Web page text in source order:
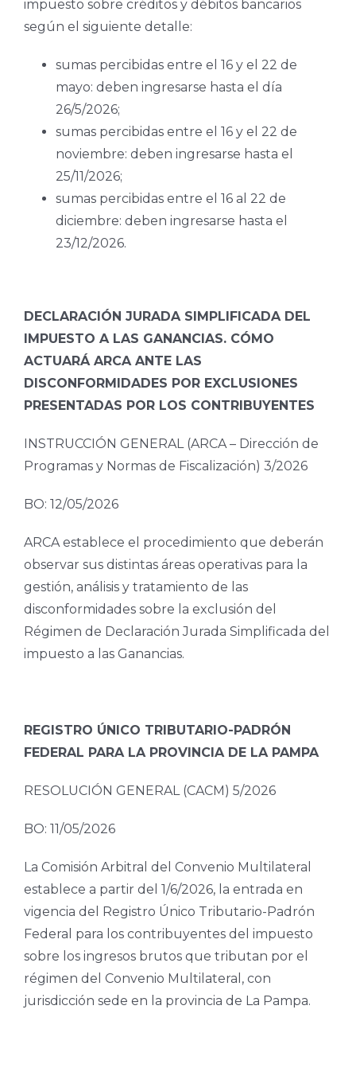
impuesto sobre créditos y débitos bancarios
según el siguiente detalle:
sumas percibidas entre el 16 y el 22 de
mayo: deben ingresarse hasta el día
26/5/2026;
sumas percibidas entre el 16 y el 22 de
noviembre: deben ingresarse hasta el
25/11/2026;
sumas percibidas entre el 16 al 22 de
diciembre: deben ingresarse hasta el
23/12/2026.
DECLARACIÓN JURADA SIMPLIFICADA DEL
IMPUESTO A LAS GANANCIAS. CÓMO
ACTUARÁ ARCA ANTE LAS
DISCONFORMIDADES POR EXCLUSIONES
PRESENTADAS POR LOS CONTRIBUYENTES
INSTRUCCIÓN GENERAL (ARCA – Dirección de
Programas y Normas de Fiscalización) 3/2026
BO: 12/05/2026
ARCA establece el procedimiento que deberán
observar sus distintas áreas operativas para la
gestión, análisis y tratamiento de las
disconformidades sobre la exclusión del
Régimen de Declaración Jurada Simplificada del
impuesto a las Ganancias.
REGISTRO ÚNICO TRIBUTARIO-PADRÓN
FEDERAL PARA LA PROVINCIA DE LA PAMPA
RESOLUCIÓN GENERAL (CACM) 5/2026
BO: 11/05/2026
La Comisión Arbitral del Convenio Multilateral
establece a partir del 1/6/2026, la entrada en
vigencia del Registro Único Tributario-Padrón
Federal para los contribuyentes del impuesto
sobre los ingresos brutos que tributan por el
régimen del Convenio Multilateral, con
jurisdicción sede en la provincia de La Pampa.